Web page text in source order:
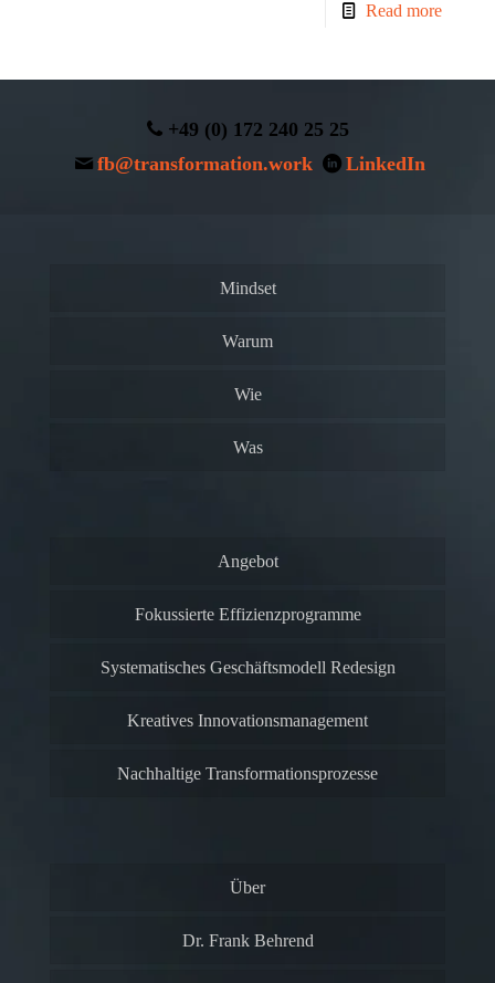
Read more
+49 (0) 172 240 25 25
fb@transformation.work
LinkedIn
Mindset
Warum
Wie
Was
Angebot
Fokussierte Effizienzprogramme
Systematisches Geschäftsmodell Redesign
Kreatives Innovationsmanagement
Nachhaltige Transformationsprozesse
Über
Dr. Frank Behrend